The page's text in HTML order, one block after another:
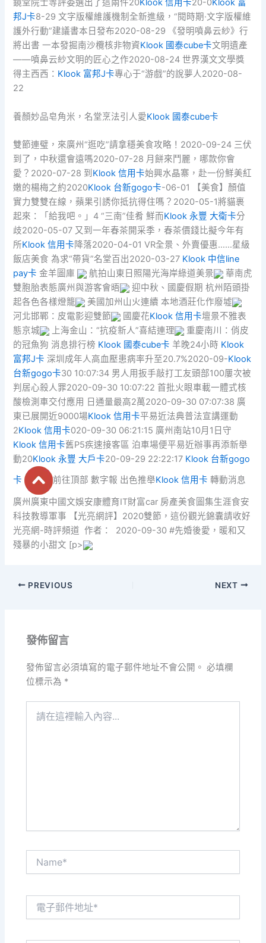
鏡堂院士等評委選出了這兩件20Klook 信用卡20-0Klook 富
邦J卡8-29 文字版權維護機制全新進級，“閱時期·文字版權維
護外行動”建議書本日發布2020-08-29 《發明噴鼻云紗》行
將出書 一本發掘南沙欖核非物資Klook 國泰cube卡文明遺產
——噴鼻云紗文明的匠心之作2020-08-24 世界漢文文學獎
得主西西： Klook 富邦J卡專心于“游戲”的說夢人2020-08-
22
養顏妙品皂角米，名堂烹法引人愛Klook 國泰cube卡
雙節連璧，來廣州“逛吃”請拿穩美食攻略！2020-09-24 三伏
到了，中秋還會遠嗎2020-07-28 月餅來鬥麗，哪款你會
愛？2020-07-28 到 Klook 信用卡始興水晶寨，赴一份鮮美紅
嫩的楊梅之約2020Klook 台新gogo卡-06-01 【美食】顏值
實力雙雙在線，蘋果引誘你抵抗得住嗎？2020-05-1將貓裹
起來：「給我吧。」4 “三南”佳肴 鮮而Klook 永豐 大衛卡分
歧2020-05-07 又到一年春茶開采季，春茶價錢比擬今年有
所Klook 信用卡降落2020-04-01 VR全景、外賣優惠……星級
飯店美食 為求“帶貨”名堂百出2020-03-27 Klook 中信line
pay卡 金羊圖庫 航拍山東日照陽光海岸綠道美景
華南虎
雙胞胎表態廣州與游客會晤
迎中秋、國慶假期 杭州陌頭掛
起各色各樣燈籠
美國加州山火連續 本地酒莊化作廢墟
河北邯鄲：皮電影迎雙節
國慶花Klook 信用卡壇景不雅表
態京城
上海金山：“抗疫新人”喜結連理
重慶南川：俏皮
的冠魚狗 消息排行榜 Klook 國泰cube卡 羊晚24小時 Klook
富邦J卡 深圳成年人高血壓患病率升至20.7%2020-09-Klook
台新gogo卡30 10:07:34 男人用扳手敲打工友頭部100屢次被
判居心殺人罪2020-09-30 10:07:22 首批火眼車載一體式核
酸檢測車交付應用 日通量最高2萬2020-09-30 07:07:38 廣
東已展開近9000場Klook 信用卡平易近法典普法宣講運動
2Klook 信用卡020-09-30 06:21:15 廣州南站10月1日守
Klook 信用卡舊P5疾速接客區 泊車場便平易近辦事再添新舉
動20Klook 永豐 大戶卡20-09-29 22:22:17 Klook 台新gogo
卡
前往頂部 數字報 出色推舉Klook 信用卡 轉動消息
廣州廣東中國文娛安康體育IT財富car 房產美食圖集生涯食安
科技教導軍事 【光亮網評】2020雙節，這份觀光錦囊請收好
光亮網-時評頻道 作者： 2020-09-30 #先婚後愛，暖和又
殘暴的小甜文 [p>
PREVIOUS NEXT
發佈留言
發佈留言必須填寫的電子郵件地址不會公開。 必填欄
位標示為 *